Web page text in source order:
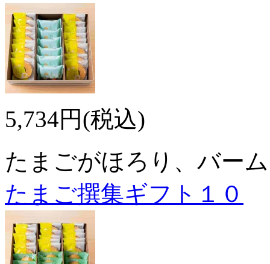
5,734円(税込)
たまごがほろり、バー
たまご撰集ギフト１０